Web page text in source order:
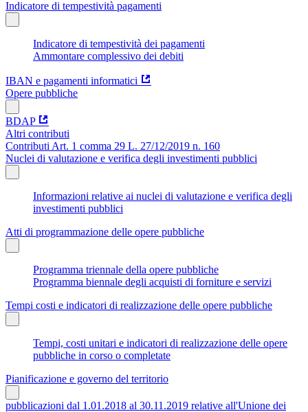
Indicatore di tempestività pagamenti
Indicatore di tempestività dei pagamenti
Ammontare complessivo dei debiti
IBAN e pagamenti informatici
Opere pubbliche
BDAP
Altri contributi
Contributi Art. 1 comma 29 L. 27/12/2019 n. 160
Nuclei di valutazione e verifica degli investimenti pubblici
Informazioni relative ai nuclei di valutazione e verifica degli
investimenti pubblici
Atti di programmazione delle opere pubbliche
Programma triennale della opere pubbliche
Programma biennale degli acquisti di forniture e servizi
Tempi costi e indicatori di realizzazione delle opere pubbliche
Tempi, costi unitari e indicatori di realizzazione delle opere
pubbliche in corso o completate
Pianificazione e governo del territorio
pubblicazioni dal 1.01.2018 al 30.11.2019 relative all'Unione dei